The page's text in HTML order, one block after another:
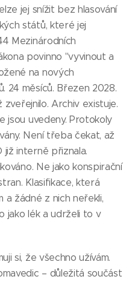
jej snížit bez hlasování
států, které jej
Mezinárodních
povinno "vyvinout a
na nových
24 měsíců. Březen 2028.
zveřejnilo. Archiv existuje.
jsou uvedeny. Protokoly
Není třeba čekat, až
již interně přiznala.
Ne jako konspirační
Klasifikace, která
a žádné z nich neřekli,
jako lék a udrželi to v
si, že všechno užívám.
– důležitá součást